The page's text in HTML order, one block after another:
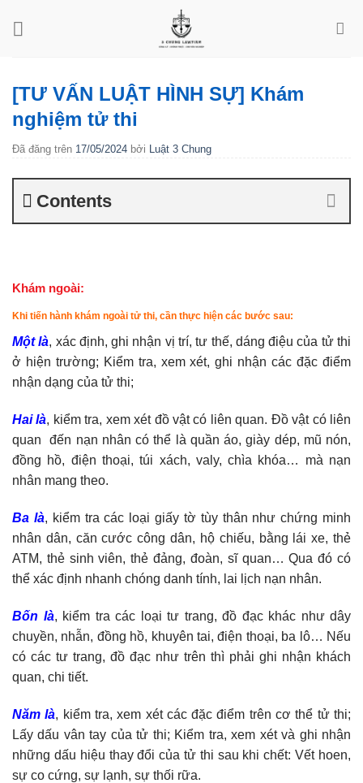
[TƯ VẤN LUẬT HÌNH SỰ] Khám
nghiệm tử thi
Đã đăng trên 17/05/2024 bởi Luật 3 Chung
Contents
Khám ngoài:
Khi tiến hành khám ngoài tử thi, cần thực hiện các bước sau:
Một là, xác định, ghi nhận vị trí, tư thế, dáng điệu của tử thi
ở hiện trường; Kiểm tra, xem xét, ghi nhận các đặc điểm
nhận dạng của tử thi;
Hai là, kiểm tra, xem xét đồ vật có liên quan. Đồ vật có liên
quan đến nạn nhân có thể là quần áo, giày dép, mũ nón,
đồng hồ, điện thoại, túi xách, valy, chìa khóa… mà nạn
nhân mang theo.
Ba là, kiểm tra các loại giấy tờ tùy thân như chứng minh
nhân dân, căn cước công dân, hộ chiếu, bằng lái xe, thẻ
ATM, thẻ sinh viên, thẻ đảng, đoàn, sĩ quan… Qua đó có
thể xác định nhanh chóng danh tính, lai lịch nạn nhân.
Bốn là, kiểm tra các loại tư trang, đồ đạc khác như dây
chuyền, nhẫn, đồng hồ, khuyên tai, điện thoại, ba lô… Nếu
có các tư trang, đồ đạc như trên thì phải ghi nhận khách
quan, chi tiết.
Năm là, kiểm tra, xem xét các đặc điểm trên cơ thể tử thi;
Lấy dấu vân tay của tử thi; Kiểm tra, xem xét và ghi nhận
những dấu hiệu thay đổi của tử thi sau khi chết: Vết hoen,
sự co cứng, sự lạnh, sự thối rữa.